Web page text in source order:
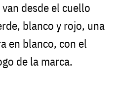
desde el cuello
blanco y rojo, una
en blanco, con el
de la marca.